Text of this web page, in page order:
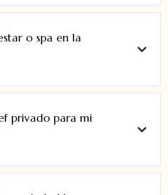
o spa en la
privado para mi